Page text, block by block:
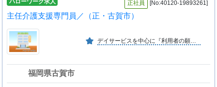
ハローワーク求人 正社員 [No:40120-19893261]
主任介護支援専門員／（正・古賀市）
デイサービスを中心に『利用者の願いを叶える』を大切にする介護を提供してきました。『利用者を幸せに、社員も幸せに』を働きやすい職場環境を調えることで実現します。
福岡県古賀市